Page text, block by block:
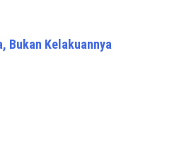
Bukan Kelakuannya